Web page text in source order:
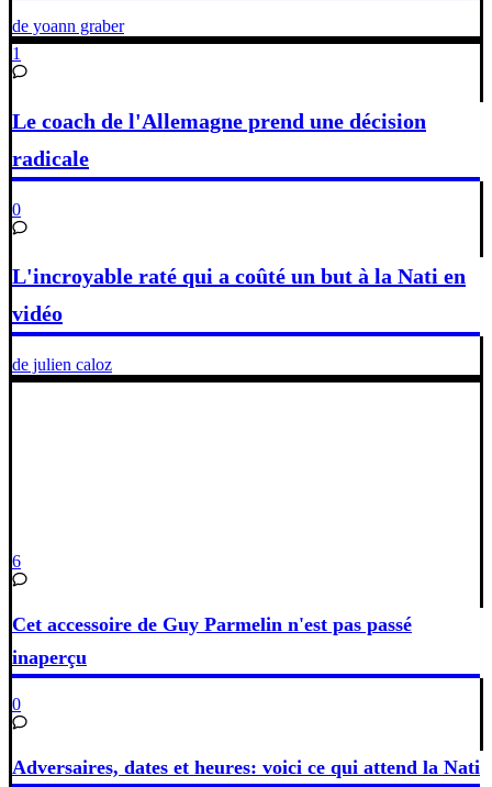
de yoann graber
1
Le coach de l'Allemagne prend une décision
radicale
0
L'incroyable raté qui a coûté un but à la Nati en
vidéo
de julien caloz
6
Cet accessoire de Guy Parmelin n'est pas passé
inaperçu
0
Adversaires, dates et heures: voici ce qui attend la Nati